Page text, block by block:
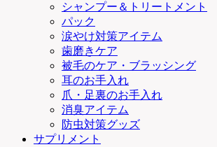
シャンプー＆トリートメント
パック
涙やけ対策アイテム
歯磨きケア
被毛のケア・ブラッシング
耳のお手入れ
爪・足裏のお手入れ
消臭アイテム
防虫対策グッズ
サプリメント